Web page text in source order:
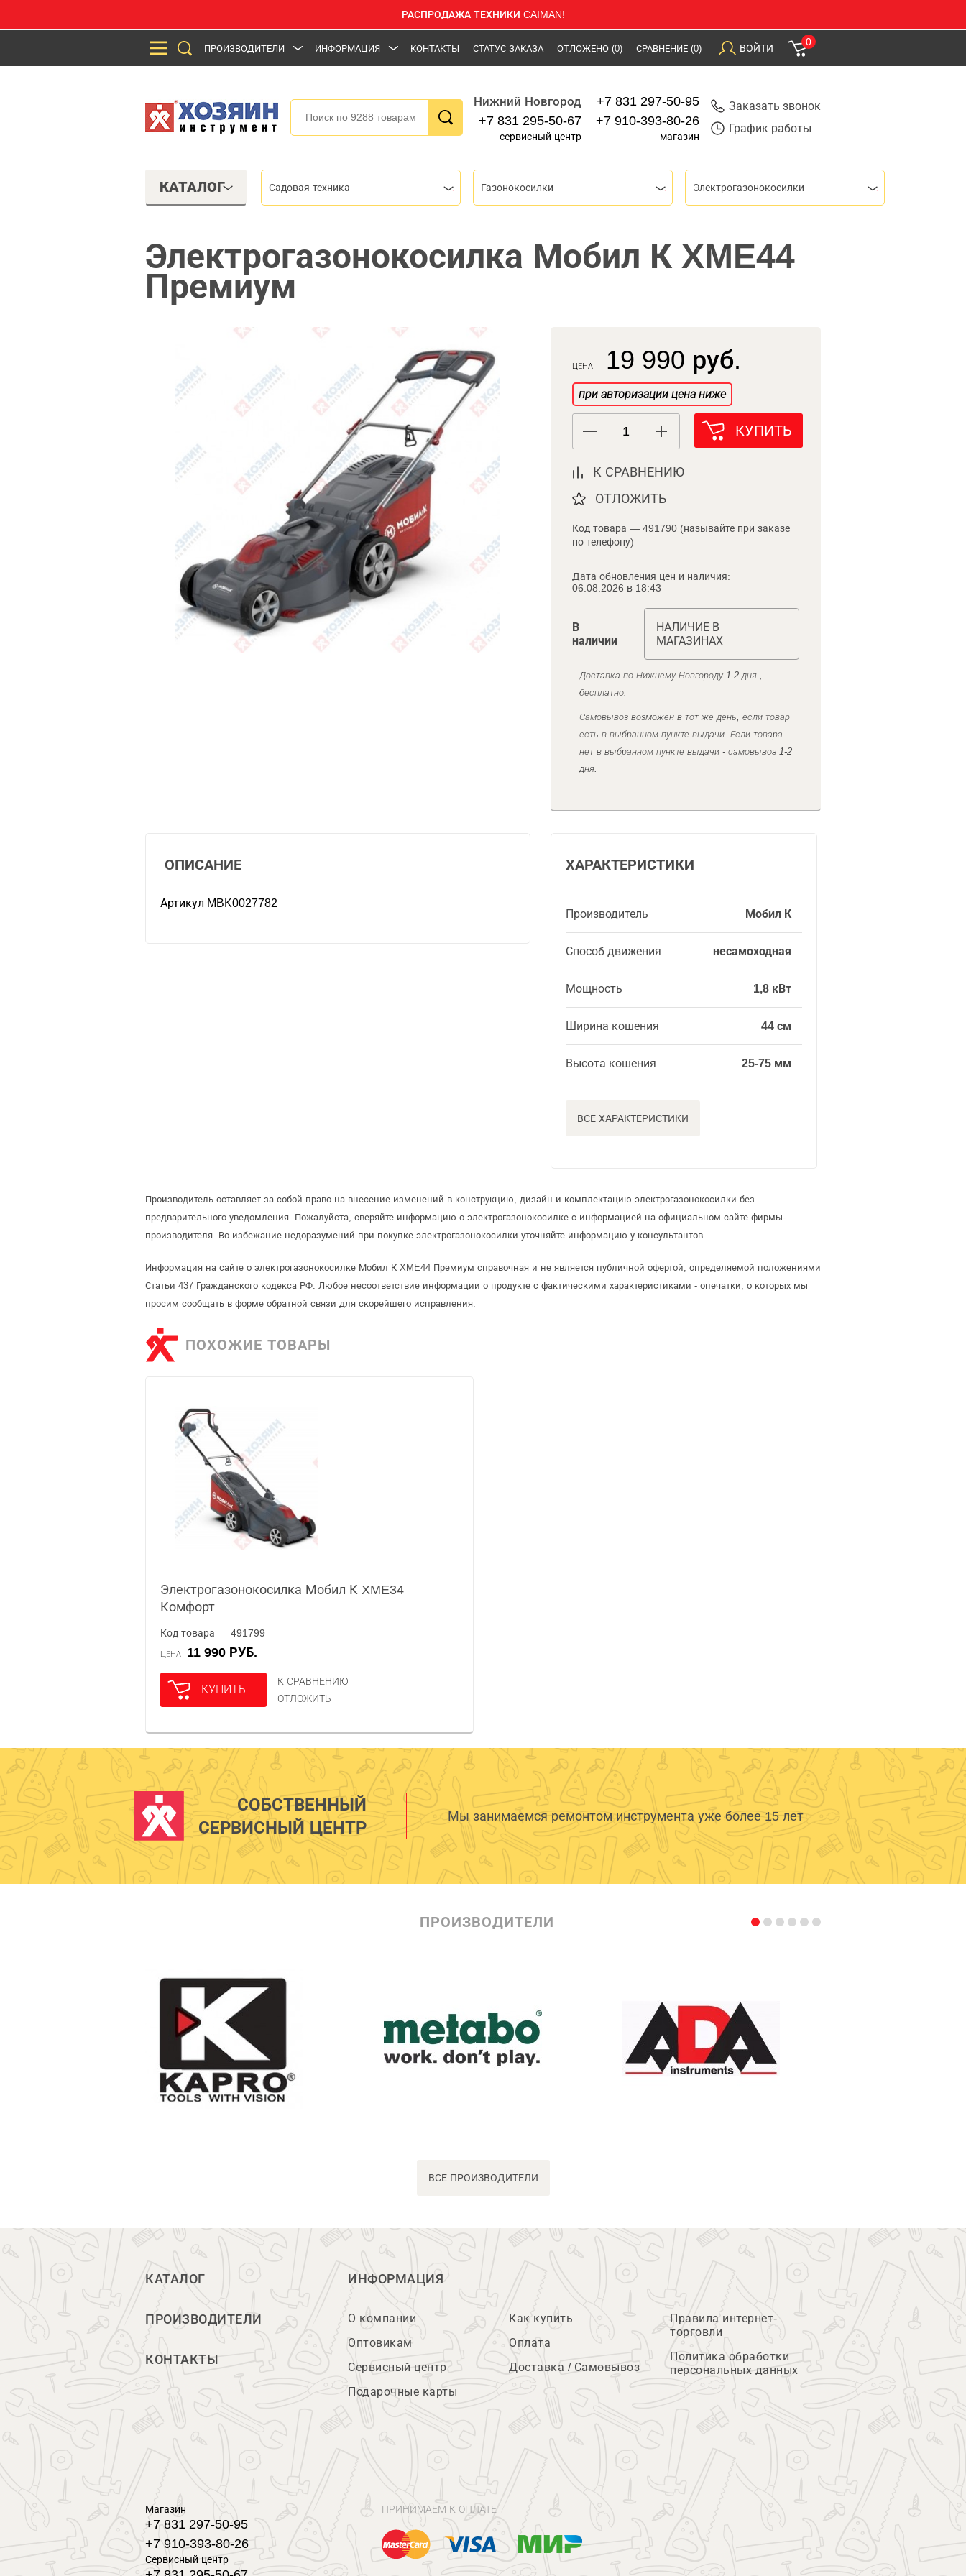
РАСПРОДАЖА ТЕХНИКИ CAIMAN!
ПРОИЗВОДИТЕЛИ ИНФОРМАЦИЯ КОНТАКТЫ СТАТУС ЗАКАЗА ОТЛОЖЕНО (0) СРАВНЕНИЕ (0) ВОЙТИ
0
Нижний Новгород
+7 831 295-50-67
сервисный центр
+7 831 297-50-95
+7 910-393-80-26
магазин
Заказать звонок
График работы
КАТАЛОГ Садовая техника Газонокосилки Электрогазонокосилки
Электрогазонокосилка Мобил К XME44
Премиум
ЦЕНА 19 990 руб.
при авторизации цена ниже
КУПИТЬ
К СРАВНЕНИЮ
ОТЛОЖИТЬ
Код товара — 491790 (называйте при заказе
по телефону)
Дата обновления цен и наличия:
06.08.2026 в 18:43
В
наличии
НАЛИЧИЕ В
МАГАЗИНАХ
Доставка по Нижнему Новгороду 1-2 дня ,
бесплатно.
Самовывоз возможен в тот же день, если товар
есть в выбранном пункте выдачи. Если товара
нет в выбранном пункте выдачи - самовывоз 1-2
дня.
ХАРАКТЕРИСТИКИ
Производитель Мобил К
Способ движения несамоходная
Мощность 1,8 кВт
Ширина кошения 44 см
Высота кошения 25-75 мм
ВСЕ ХАРАКТЕРИСТИКИ
ОПИСАНИЕ
Артикул MBK0027782
Производитель оставляет за собой право на внесение изменений в конструкцию, дизайн и комплектацию электрогазонокосилки без
предварительного уведомления. Пожалуйста, сверяйте информацию о электрогазонокосилке с информацией на официальном сайте фирмы-
производителя. Во избежание недоразумений при покупке электрогазонокосилки уточняйте информацию у консультантов.
Информация на сайте о электрогазонокосилке Мобил К XME44 Премиум справочная и не является публичной офертой, определяемой положениями
Статьи 437 Гражданского кодекса РФ. Любое несоответствие информации о продукте с фактическими характеристиками - опечатки, о которых мы
просим сообщать в форме обратной связи для скорейшего исправления.
ПОХОЖИЕ ТОВАРЫ
Электрогазонокосилка Мобил К XME34
Комфорт
Код товара — 491799
ЦЕНА 11 990 РУБ.
КУПИТЬ
К СРАВНЕНИЮ
ОТЛОЖИТЬ
СОБСТВЕННЫЙ
СЕРВИСНЫЙ ЦЕНТР
Мы занимаемся ремонтом инструмента уже более 15 лет
ПРОИЗВОДИТЕЛИ
ВСЕ ПРОИЗВОДИТЕЛИ
КАТАЛОГ
ПРОИЗВОДИТЕЛИ
КОНТАКТЫ
ИНФОРМАЦИЯ
О компании
Оптовикам
Сервисный центр
Подарочные карты
Как купить
Оплата
Доставка / Самовывоз
Правила интернет-
торговли
Политика обработки
персональных данных
Магазин
+7 831 297-50-95
+7 910-393-80-26
Сервисный центр
ПРИНИМАЕМ К ОПЛАТЕ